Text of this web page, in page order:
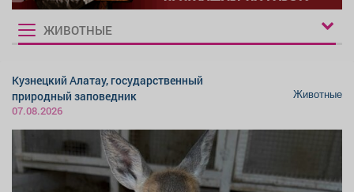
Объявления Недвижимость Услуги
Работа Транспорт Компании
Рукбрики
новостей
ЖИВОТНЫЕ
Кузнецкий Алатау, государственный
природный заповедник
07.08.2026
Животные